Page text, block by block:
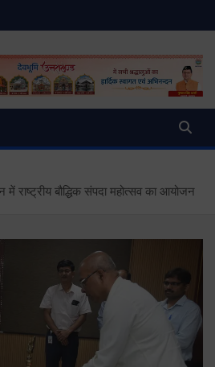
| Uttarakhand
News
बौद्धिक संपदा महोत्सव का आयोजन